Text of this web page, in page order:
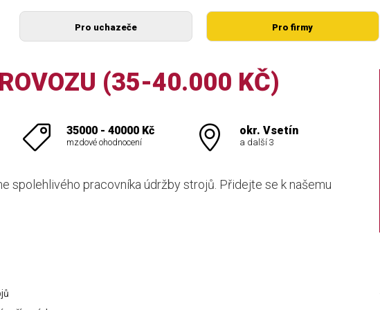
Pro uchazeče Pro firmy
(35-40.000 KČ)
35000 - 40000 Kč
mzdové ohodnocení
okr. Vsetín
a další 3
spolehlivého pracovníka údržby strojů. Přidejte se k našemu